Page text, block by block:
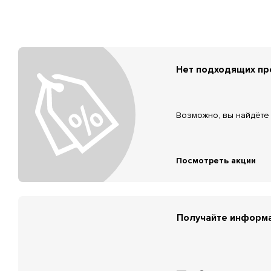
Нет подходящих
Возможно, вы найдёте
Посмотреть акции
Получайте